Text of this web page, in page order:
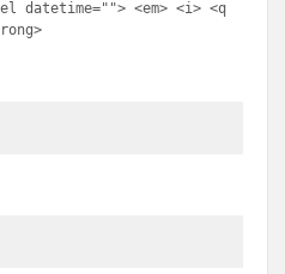
datetime=""> <em> <i> <q